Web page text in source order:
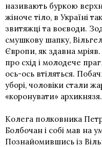
називають буркою
жіноче тіло, в Україні
звитяжці та воєводи.
смушкову шапку,
Європи, як здавна
про схід і молодече
ось-ось втіляться.
уборі, чоловіки стали
«коронувати» архикнязя.
Колега полковника
Болбочан і собі мав на
Познайомившись із